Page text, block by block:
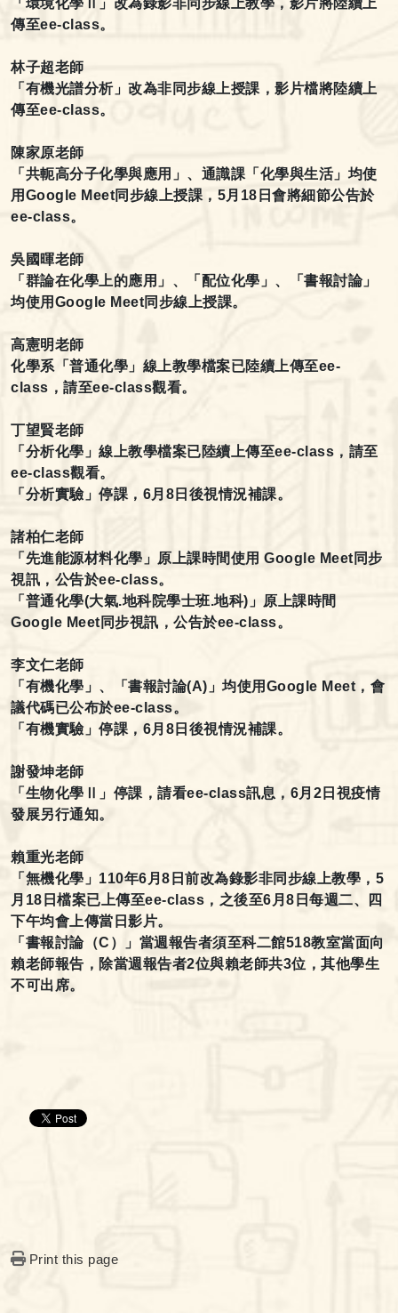
傳至ee-class。
林子超老師
「有機光譜分析」改為非同步線上授課，影片檔將陸續上
傳至ee-class。
陳家原老師
「共軛高分子化學與應用」、通識課「化學與生活」均使
用Google Meet同步線上授課，5月18日會將細節公告於
ee-class。
吳國暉老師
「群論在化學上的應用」、「配位化學」、「書報討論」
均使用Google Meet同步線上授課。
高憲明老師
化學系「普通化學」線上教學檔案已陸續上傳至ee-
class ，請至ee-class觀看。
丁望賢老師
「分析化學」線上教學檔案已陸續上傳至ee-class ，請至
ee-class觀看。
「分析實驗」停課，6月8日後視情況補課。
諸柏仁老師
「先進能源材料化學」原上課時間使用 Google Meet同步
視訊，公告於ee-class。
「普通化學(大氣.地科院學士班.地科)」原上課時間
Google Meet同步視訊，公告於ee-class。
李文仁老師
「有機化學」、「書報討論(A) 」均使用Google Meet，會
議代碼已公布於ee-class。
「有機實驗」停課，6月8日後視情況補課。
謝發坤老師
「生物化學Ⅱ」停課，請看ee-class訊息，6月2日視疫情
發展另行通知。
賴重光老師
「無機化學」110年6月8日前改為錄影非同步線上教學，5
月18日檔案已上傳至ee-class，之後至6月8日每週二、四
下午均會上傳當日影片。
「書報討論（C ）」當週報告者須至科二館518教室當面向
賴老師報告，除當週報告者2位與賴老師共3位，其他學生
不可出席。
Print this page